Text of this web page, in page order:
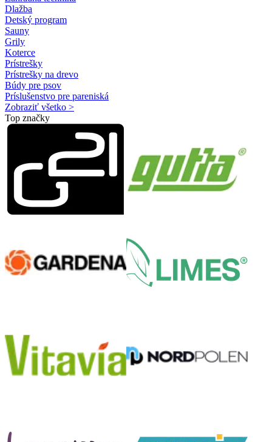
Dlažba
Detský program
Sauny
Grily
Koterce
Prístrešky
Prístrešky na drevo
Búdy pre psov
Príslušenstvo pre pareniská
Zobraziť všetko >
Top značky